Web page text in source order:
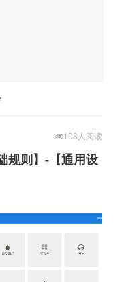
108人阅读
规则】-【通用设